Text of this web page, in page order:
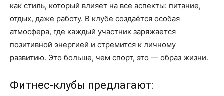
как стиль, который влияет на все аспекты: питание,
отдых, даже работу. В клубе создаётся особая
атмосфера, где каждый участник заряжается
позитивной энергией и стремится к личному
развитию. Это больше, чем спорт, это — образ жизни.
Фитнес-клубы предлагают: